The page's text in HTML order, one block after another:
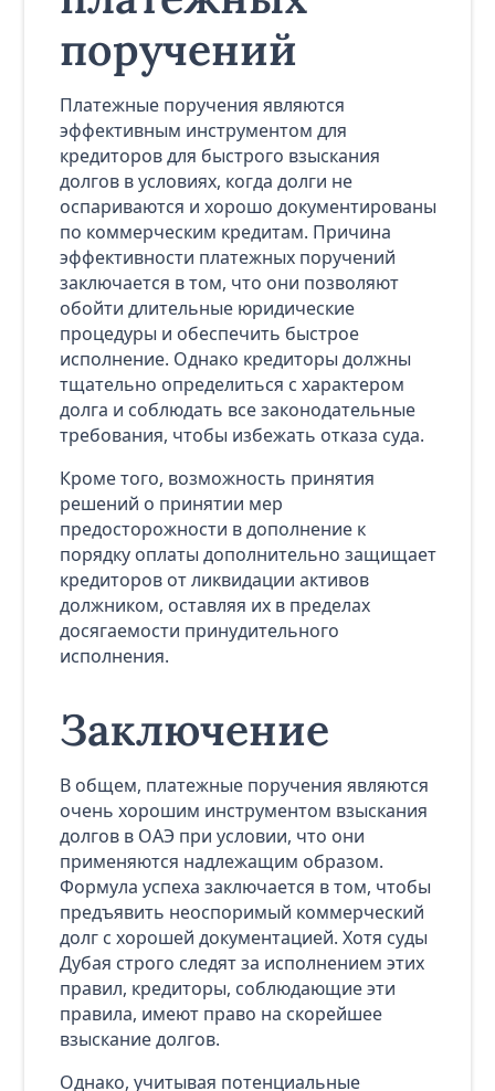
поручений
Платежные поручения являются
эффективным инструментом для
кредиторов для быстрого взыскания
долгов в условиях, когда долги не
оспариваются и хорошо документированы
по коммерческим кредитам. Причина
эффективности платежных поручений
заключается в том, что они позволяют
обойти длительные юридические
процедуры и обеспечить быстрое
исполнение. Однако кредиторы должны
тщательно определиться с характером
долга и соблюдать все законодательные
требования, чтобы избежать отказа суда.
Кроме того, возможность принятия
решений о принятии мер
предосторожности в дополнение к
порядку оплаты дополнительно защищает
кредиторов от ликвидации активов
должником, оставляя их в пределах
досягаемости принудительного
исполнения.
Заключение
В общем, платежные поручения являются
очень хорошим инструментом взыскания
долгов в ОАЭ при условии, что они
применяются надлежащим образом.
Формула успеха заключается в том, чтобы
предъявить неоспоримый коммерческий
долг с хорошей документацией. Хотя суды
Дубая строго следят за исполнением этих
правил, кредиторы, соблюдающие эти
правила, имеют право на скорейшее
взыскание долгов.
Однако, учитывая потенциальные